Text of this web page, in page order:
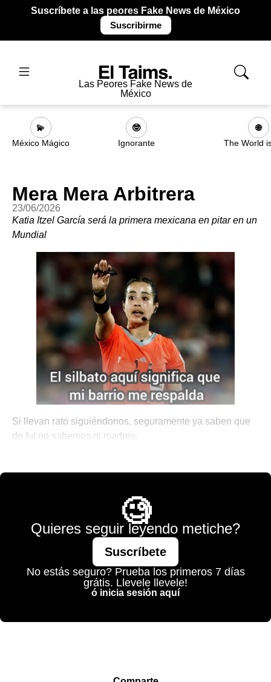
Suscríbete a las peores Fake News de México
Suscribirme
Las Peores Fake News de
México
💫
México Mágico
🤓
Ignorante
🌐
The World
Mera Mera Arbitrera
23/06/2026
Katia Itzel García será la primera mexicana en pitar en un
Mundial
Si llevan rato siguiéndonos, seguramente ya saben que
de fut no sabemos ni madres.
🧐
Quieres seguir leyendo metiche?
Suscríbete
No estás seguro? Prueba los primeros 7 días
grátis. Llevele llevele!
ó inicia sesión aquí